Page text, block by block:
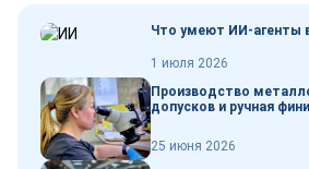
Что умеют ИИ-агенты
1 июля 2026
Производство
допусков и ручная
25 июня 2026